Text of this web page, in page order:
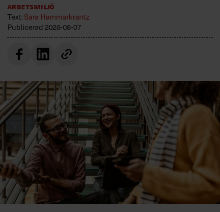
Arbetsmiljö
Text:Sara Hammarkrantz
Publicerad 2026-08-07